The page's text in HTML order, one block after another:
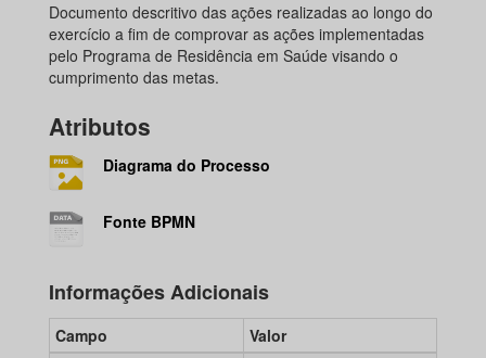
Documento descritivo das ações realizadas ao longo do
exercício a fim de comprovar as ações implementadas
pelo Programa de Residência em Saúde visando o
cumprimento das metas.
Atributos
Diagrama do Processo
Fonte BPMN
Informações Adicionais
Campo
Valor